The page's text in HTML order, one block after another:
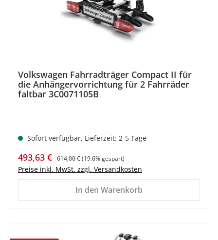
Volkswagen Fahrradträger Compact II für
die Anhängervorrichtung für 2 Fahrräder
faltbar 3C0071105B
Sofort verfügbar, Lieferzeit: 2-5 Tage
Verkaufspreis:
493,63 € Regulärer Preis:
614,00 €(19.6% gespart)
Preise inkl. MwSt. zzgl. Versandkosten
In den Warenkorb